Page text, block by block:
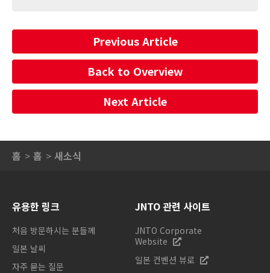
Previous Article
Back to Overview
Next Article
홈 홈 새소식
유용한 링크
처음 방문하시는 분들께
일본 날씨
자주 묻는 질문
JNTO 관련 사이트
JNTO Corporate
Website
일본 컨벤션 뷰로